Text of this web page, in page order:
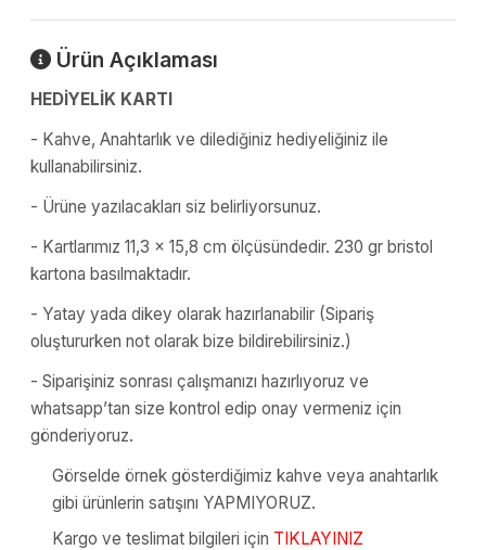
Ürün Açıklaması
HEDİYELİK KARTI
- Kahve, Anahtarlık ve dilediğiniz hediyeliğiniz ile
kullanabilirsiniz.
- Ürüne yazılacakları siz belirliyorsunuz.
- Kartlarımız 11,3 x 15,8 cm ölçüsündedir. 230 gr bristol
kartona basılmaktadır.
- Yatay yada dikey olarak hazırlanabilir (Sipariş
oluştururken not olarak bize bildirebilirsiniz.)
- Siparişiniz sonrası çalışmanızı hazırlıyoruz ve
whatsapp’tan size kontrol edip onay vermeniz için
gönderiyoruz.
Görselde örnek gösterdiğimiz kahve veya anahtarlık
gibi ürünlerin satışını YAPMIYORUZ.
Kargo ve teslimat bilgileri için TIKLAYINIZ